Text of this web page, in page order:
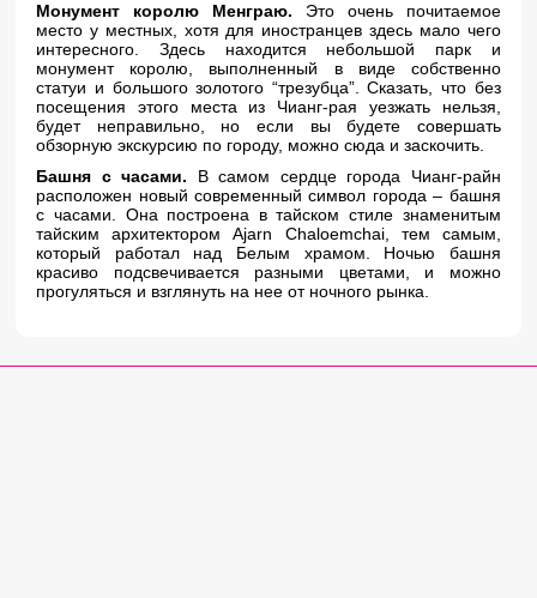
Монумент королю Менграю. Это очень почитаемое
место у местных, хотя для иностранцев здесь мало чего
интересного. Здесь находится небольшой парк и
монумент королю, выполненный в виде собственно
статуи и большого золотого “трезубца”. Сказать, что без
посещения этого места из Чианг-рая уезжать нельзя,
будет неправильно, но если вы будете совершать
обзорную экскурсию по городу, можно сюда и заскочить.
Башня с часами. В самом сердце города Чианг-райн
расположен новый современный символ города – башня
с часами. Она построена в тайском стиле знаменитым
тайским архитектором Ajarn Chaloemchai, тем самым,
который работал над Белым храмом. Ночью башня
красиво подсвечивается разными цветами, и можно
прогуляться и взглянуть на нее от ночного рынка.